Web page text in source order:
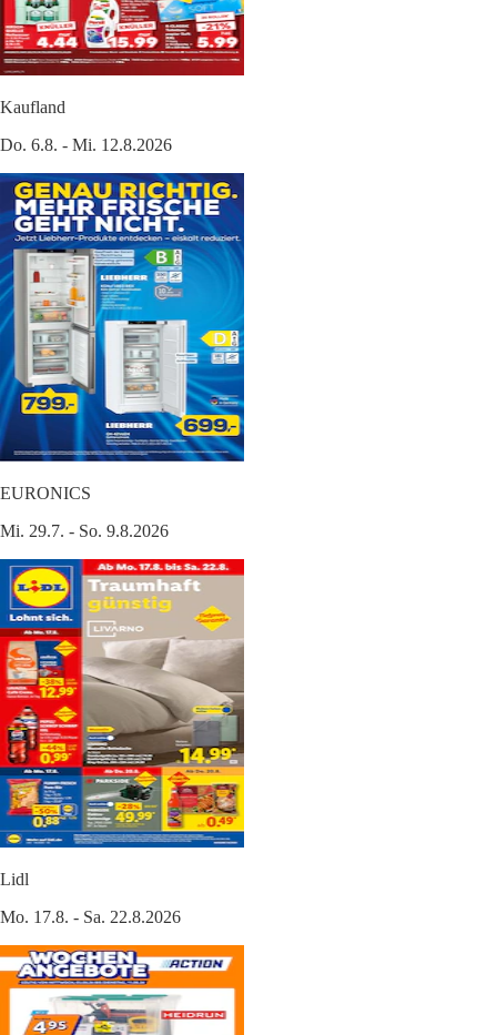
Kaufland
Do. 6.8. - Mi. 12.8.2026
EURONICS
Mi. 29.7. - So. 9.8.2026
Lidl
Mo. 17.8. - Sa. 22.8.2026